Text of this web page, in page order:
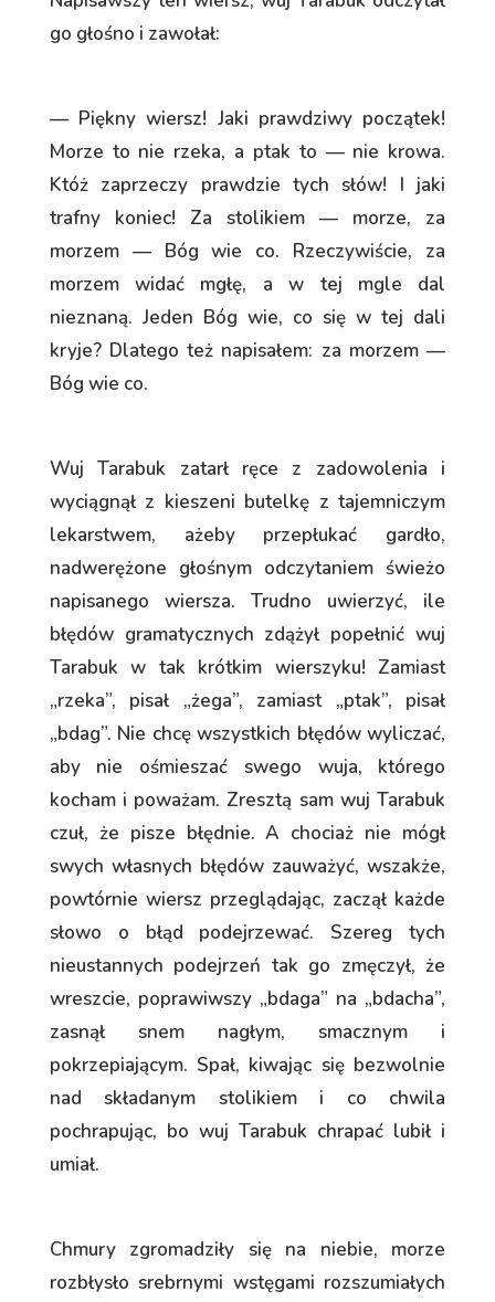
go głośno i zawołał:
— Piękny wiersz! Jaki prawdziwy początek!
Morze to nie rzeka, a ptak to — nie krowa.
Któż zaprzeczy prawdzie tych słów! I jaki
trafny koniec! Za stolikiem — morze, za
morzem — Bóg wie co. Rzeczywiście, za
morzem widać mgłę, a w tej mgle dal
nieznaną. Jeden Bóg wie, co się w tej dali
kryje? Dlatego też napisałem: za morzem —
Bóg wie co.
Wuj Tarabuk zatarł ręce z zadowolenia i
wyciągnął z kieszeni butelkę z tajemniczym
lekarstwem, ażeby przepłukać gardło,
nadwerężone głośnym odczytaniem świeżo
napisanego wiersza. Trudno uwierzyć, ile
błędów gramatycznych zdążył popełnić wuj
Tarabuk w tak krótkim wierszyku! Zamiast
„rzeka”, pisał „żega”, zamiast „ptak”, pisał
„bdag”. Nie chcę wszystkich błędów wyliczać,
aby nie ośmieszać swego wuja, którego
kocham i poważam. Zresztą sam wuj Tarabuk
czuł, że pisze błędnie. A chociaż nie mógł
swych własnych błędów zauważyć, wszakże,
powtórnie wiersz przeglądając, zaczął każde
słowo o błąd podejrzewać. Szereg tych
nieustannych podejrzeń tak go zmęczył, że
wreszcie, poprawiwszy „bdaga” na „bdacha”,
zasnął snem nagłym, smacznym i
pokrzepiającym. Spał, kiwając się bezwolnie
nad składanym stolikiem i co chwila
pochrapując, bo wuj Tarabuk chrapać lubił i
umiał.
Chmury zgromadziły się na niebie, morze
rozbłysło srebrnymi wstęgami rozszumiałych